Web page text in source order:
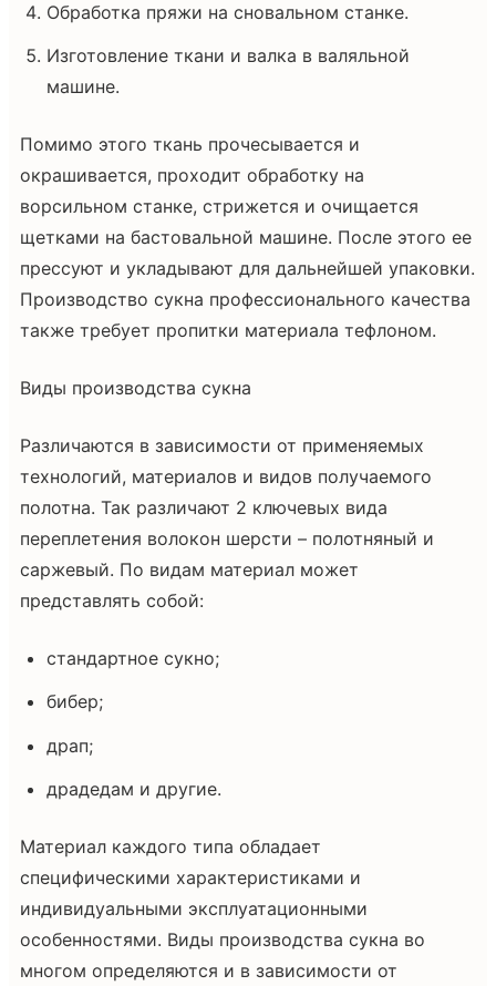
Обработка пряжи на сновальном станке.
Изготовление ткани и валка в валяльной
машине.
Помимо этого ткань прочесывается и
окрашивается, проходит обработку на
ворсильном станке, стрижется и очищается
щетками на бастовальной машине. После этого ее
прессуют и укладывают для дальнейшей упаковки.
Производство сукна профессионального качества
также требует пропитки материала тефлоном.
Виды производства сукна
Различаются в зависимости от применяемых
технологий, материалов и видов получаемого
полотна. Так различают 2 ключевых вида
переплетения волокон шерсти – полотняный и
саржевый. По видам материал может
представлять собой:
стандартное сукно;
бибер;
драп;
драдедам и другие.
Материал каждого типа обладает
специфическими характеристиками и
индивидуальными эксплуатационными
особенностями. Виды производства сукна во
многом определяются и в зависимости от